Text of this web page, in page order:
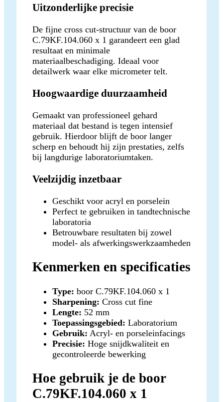
Uitzonderlijke precisie
De fijne cross cut-structuur van de boor
C.79KF.104.060 x 1 garandeert een glad
resultaat en minimale
materiaalbeschadiging. Ideaal voor
detailwerk waar elke micrometer telt.
Hoogwaardige duurzaamheid
Gemaakt van professioneel gehard
materiaal dat bestand is tegen intensief
gebruik. Hierdoor blijft de boor langer
scherp en behoudt hij zijn prestaties, zelfs
bij langdurige laboratoriumtaken.
Veelzijdig inzetbaar
Geschikt voor acryl en porselein
Perfect te gebruiken in tandtechnische
laboratoria
Betrouwbare resultaten bij zowel
model- als afwerkingswerkzaamheden
Kenmerken en specificaties
Type: boor C.79KF.104.060 x 1
Sharpening: Cross cut fine
Lengte: 52 mm
Toepassingsgebied: Laboratorium
Gebruik: Acryl- en porseleinfacings
Precisie: Hoge snijdkwaliteit en
gecontroleerde bewerking
Hoe gebruik je de boor
C.79KF.104.060 x 1